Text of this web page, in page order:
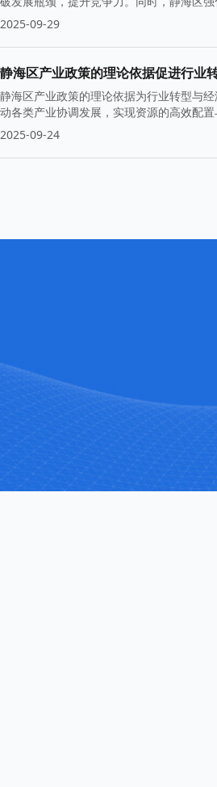
2025-09-29
静海区产业政策的理论依据促进行业
静海区产业政策的理论依据为行业转型与
动各类产业协调发展，实现资源的高效配
2025-09-24